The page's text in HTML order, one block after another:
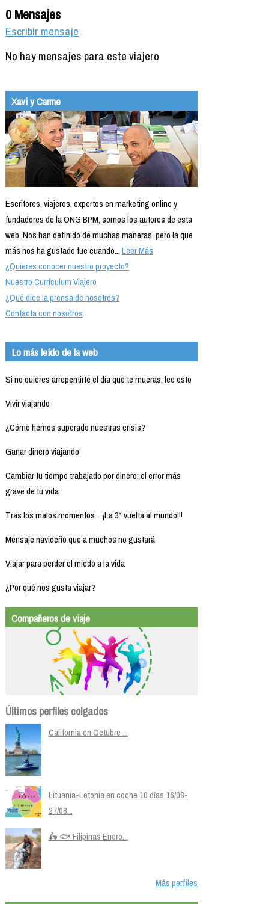
0 Mensajes
Escribir mensaje
No hay mensajes para este viajero
Xavi y Carme
Escritores, viajeros, expertos en marketing online y
fundadores de la ONG BPM, somos los autores de esta
web. Nos han definido de muchas maneras, pero la que
más nos ha gustado fue cuando...Leer Más
¿Quieres conocer nuestro proyecto?
Nuestro Currículum Viajero
¿Qué dice la prensa de nosotros?
Contacta con nosotros
Lo más leído de la web
Si no quieres arrepentirte el día que te mueras, lee esto
Vivir viajando
¿Cómo hemos superado nuestras crisis?
Ganar dinero viajando
Cambiar tu tiempo trabajado por dinero: el error más
grave de tu vida
Tras los malos momentos... ¡La 3ª vuelta al mundo!!!
Mensaje navideño que a muchos no gustará
Viajar para perder el miedo a la vida
¿Por qué nos gusta viajar?
Compañeros de viaje
Últimos perfiles colgados
California en Octubre ...
Lituania-Letonia en coche 10 días 16/08-
27/08...
🛵 🐟 Filipinas Enero...
Más perfiles